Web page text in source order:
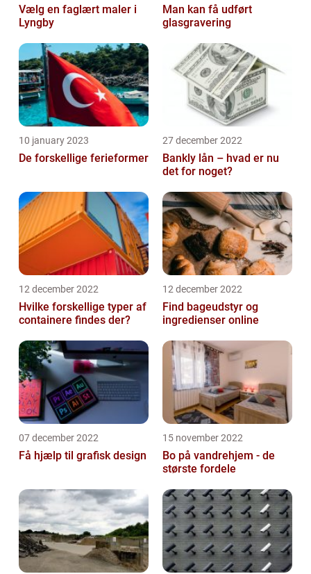
Vælg en faglært maler i
Lyngby
Man kan få udført
glasgravering
10 january 2023
De forskellige ferieformer
27 december 2022
Bankly lån – hvad er nu
det for noget?
12 december 2022
Hvilke forskellige typer af
containere findes der?
12 december 2022
Find bageudstyr og
ingredienser online
07 december 2022
Få hjælp til grafisk design
15 november 2022
Bo på vandrehjem - de
største fordele